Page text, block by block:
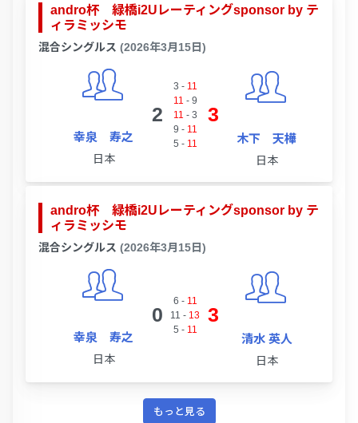
andro杯 緑橋i2Uレーティングsponsor by テ
ィラミッシモ
混合シングルス (2026年3月15日)
幸泉 寿之
日本
2
3 - 11
11 - 9
11 - 3
9 - 11
5 - 11
3
木下 天樺
日本
andro杯 緑橋i2Uレーティングsponsor by テ
ィラミッシモ
混合シングルス (2026年3月15日)
幸泉 寿之
日本
0
6 - 11
11 - 13
5 - 11
3
清水 英人
日本
もっと見る